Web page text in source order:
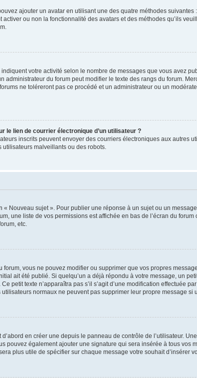
ajouter un avatar en utilisant une des quatre méthodes
ou non la fonctionnalité des avatars et des méthodes qu’ils
votre activité selon le nombre de messages que vous avez
administrateur du forum peut modifier le texte des rangs du forum.
ne toléreront pas ce procédé et un administrateur ou un
le lien de courrier électronique d’un utilisateur ?
inscrits peuvent envoyer des courriers électroniques aux autres
malveillants ou des robots.
Nouveau sujet ». Pour publier une réponse à un sujet ou un
une liste de vos permissions est affichée en bas de l’écran du
etc.
vous ne pouvez modifier ou supprimer que vos propres
ait été publié. Si quelqu’un a déjà répondu à votre message, un
petit texte n’apparaîtra pas s’il s’agit d’une modification effectuée
normaux ne peuvent pas supprimer leur propre message si
en créer une depuis le panneau de contrôle de l’utilisateur.
pouvez également ajouter une signature qui sera insérée à tous
plus utile de spécifier sur chaque message votre souhait d’insérer